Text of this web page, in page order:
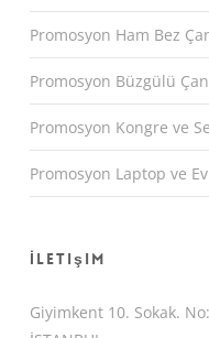
Promosyon Ham Bez
Promosyon Büzgülü
Promosyon Kongre ve
Promosyon Laptop ve
İletişim
Giyimkent 10. Sokak.